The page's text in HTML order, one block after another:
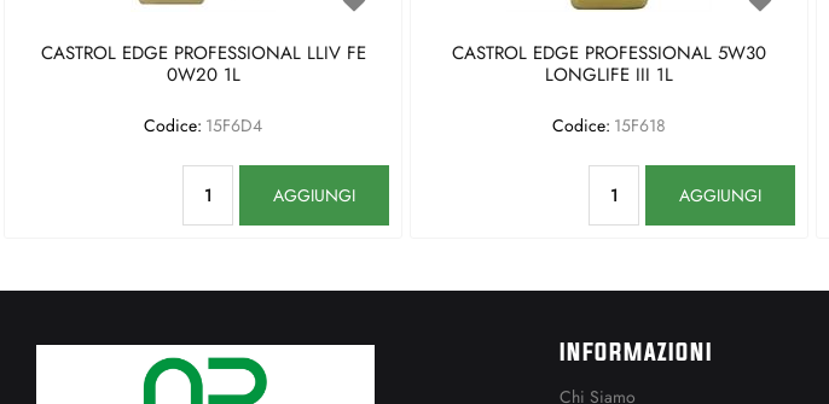
CASTROL EDGE PROFESSIONAL LLIV FE
0W20 1L
Codice: 15F6D4
AGGIUNGI
CASTROL EDGE PROFESSIONAL 5W30
LONGLIFE III 1L
Codice: 15F618
AGGIUNGI
INFORMAZIONI
Chi Siamo